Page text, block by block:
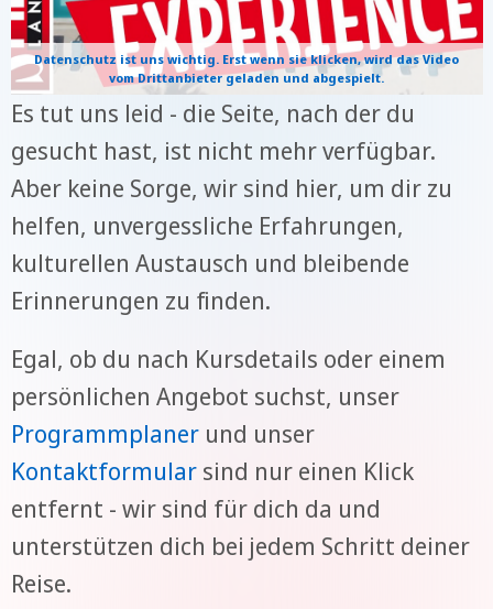
Datenschutz ist uns wichtig. Erst wenn sie klicken, wird das Video
vom Drittanbieter geladen und abgespielt.
Es tut uns leid - die Seite, nach der du
gesucht hast, ist nicht mehr verfügbar.
Aber keine Sorge, wir sind hier, um dir zu
helfen, unvergessliche Erfahrungen,
kulturellen Austausch und bleibende
Erinnerungen zu finden.
Egal, ob du nach Kursdetails oder einem
persönlichen Angebot suchst, unser
Programmplanerund unser
Kontaktformularsind nur einen Klick
entfernt - wir sind für dich da und
unterstützen dich bei jedem Schritt deiner
Reise.